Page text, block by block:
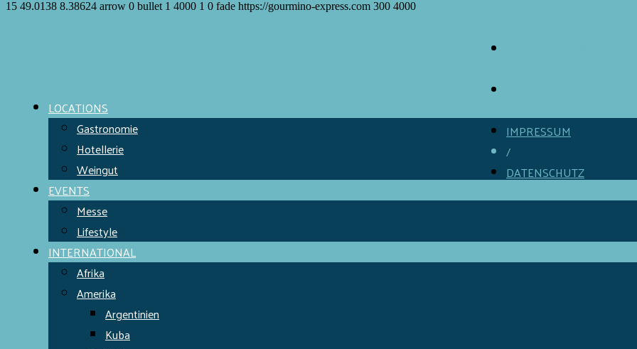
15 49.0138 8.38624 arrow 0 bullet 1 4000 1 0 fade https://gourmino-express.com 300 4000
IMPRESSUM
/
DATENSCHUTZ
LOCATIONS
Gastronomie
Hotellerie
Weingut
EVENTS
Messe
Lifestyle
INTERNATIONAL
Afrika
Amerika
Argentinien
Kuba